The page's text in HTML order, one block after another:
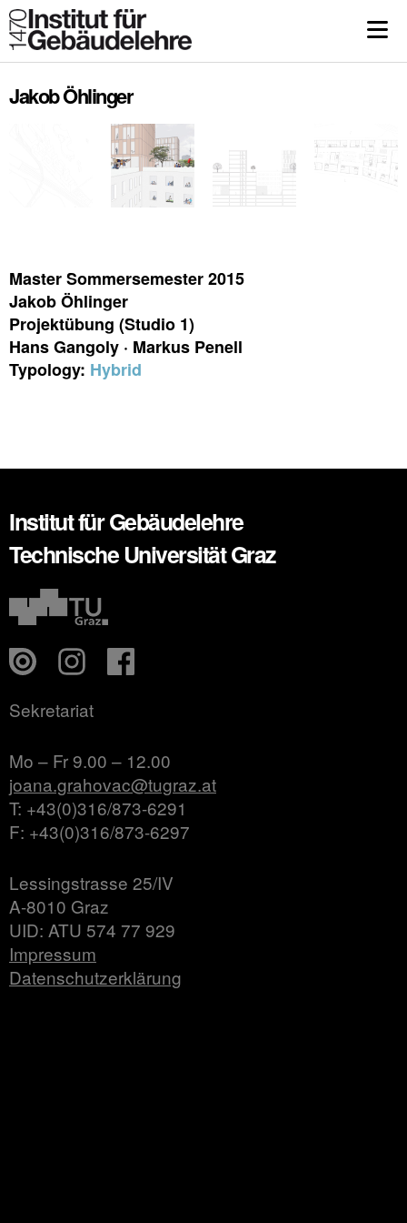
Jakob Öhlinger
Master Sommersemester 2015
Jakob Öhlinger
Projektübung (Studio 1)
Hans Gangoly · Markus Penell
Typology: Hybrid
Institut für Gebäudelehre
Technische Universität Graz
Sekretariat
Mo – Fr 9.00 – 12.00
joana.grahovac@tugraz.at
T: +43(0)316/873-6291
F: +43(0)316/873-6297
Lessingstrasse 25/IV
A-8010 Graz
UID: ATU 574 77 929
Impressum
Datenschutzerklärung